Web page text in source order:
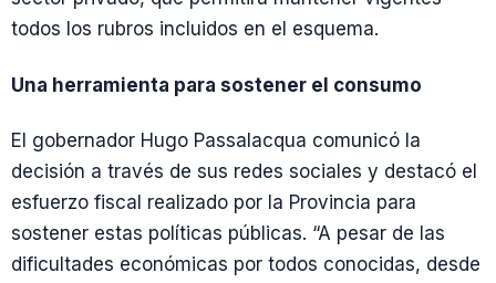
todos los rubros incluidos en el esquema.
Una herramienta para sostener el consumo
El gobernador Hugo Passalacqua comunicó la
decisión a través de sus redes sociales y destacó el
esfuerzo fiscal realizado por la Provincia para
sostener estas políticas públicas. “A pesar de las
dificultades económicas por todos conocidas, desde